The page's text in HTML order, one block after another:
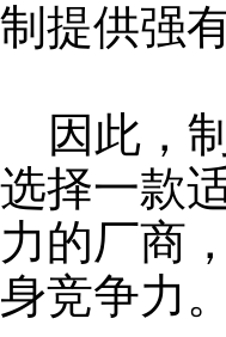
制提供强
因此，
选择一款
力的厂商
身竞争力。